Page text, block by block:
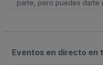
parte, pero puedes darte
Eventos en directo en